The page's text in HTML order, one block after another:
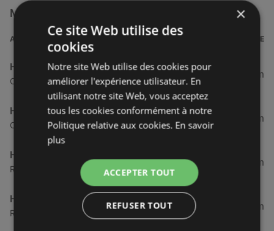
Magasins Hyper U à proximité
ADRESSE DISTANCE
Hyper U
Centre Commercial De La Baie, 22120 Yffiniac
178,42 km
Hyper U YFFINIAC
Centre Commercial De La Baie, 22120 Yffiniac
178,42 km
Hyper U
Route De Pontivy, 56890 Saint-Avé
193,46 km
Hyper U SAINT AVE
Route De Pontivy, 56890 Saint-Avé
193,46 km
×
Ce site Web utilise des
cookies
Notre site Web utilise des cookies pour
améliorer l'expérience utilisateur. En
utilisant notre site Web, vous acceptez
tous les cookies conformément à notre
Politique relative aux cookies. En savoir
plus
ACCEPTER TOUT
REFUSER TOUT